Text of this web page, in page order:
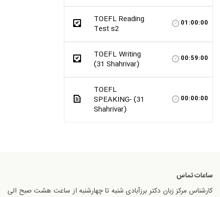
TOEFL Reading
Test s2
01:00:00
TOEFL Writing
(31 Shahrivar)
00:59:00
TOEFL
SPEAKING- (31
Shahrivar)
00:00:00
ساعات تماس
کارشناس مرکز زبان دکتر برزآبادی شنبه تا چهارشنبه از ساعت هشت صبح الی